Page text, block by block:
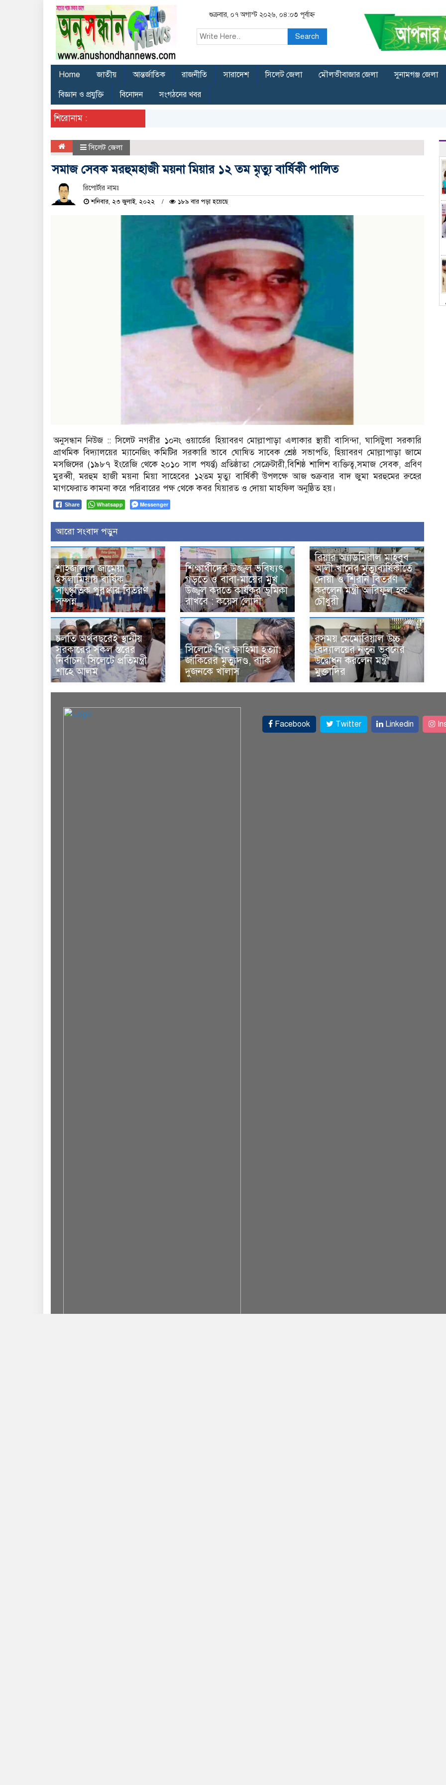
শুক্রবার, ০৭ অগাস্ট ২০২৬, ০৪:০৩ পূর্বাহ্ন
Search
Home জাতীয় আন্তর্জাতিক রাজনীতি সারাদেশ সিলেট জেলা মৌলভীবাজার জেলা সুনামগঞ্জ জেলা
বিজ্ঞান ও প্রযুক্তি
বিনোদন সংগঠনের খবর
শিরোনাম :
সিলেট জেলা
সমাজ সেবক মরহুমহাজী ময়না মিয়ার ১২ তম মৃত্যু বার্ষিকী পালিত
রিপোর্টার নামঃ
শনিবার, ২৩ জুলাই, ২০২২ ১৮৯ বার পড়া হয়েছে
অনুসন্ধান নিউজ :: সিলেট নগরীর ১০নং ওয়ার্ডের হিয়াবরণ মোল্লাপাড়া এলাকার স্থায়ী বাসিন্দা, ঘাসিটুলা সরকারি
প্রাথমিক বিদ্যালয়ের ম্যানেজিং কমিটির সরকারি ভাবে ঘোষিত সাবেক শ্রেষ্ঠ সভাপতি, হিয়াবরণ মোল্লাপাড়া জামে
মসজিদের (১৯৮৭ ইংরেজি থেকে ২০১০ সাল পযর্ন্ত) প্রতিষ্ঠাতা সেক্রেটারী,বিশিষ্ঠ শালিশ ব্যক্তিত্ব,সমাজ সেবক, প্রবিণ
মুরব্বী, মরহুম হাজী ময়না মিয়া সাহেবের ১২তম মৃত্যু বার্ষিকী উপলক্ষে আজ শুক্রবার বাদ জুমা মরহুমের রুহের
মাগফেরাত কামনা করে পরিবারের পক্ষ থেকে কবর যিয়ারত ও দোয়া মাহফিল অনুষ্ঠিত হয়।
Share Whatsapp Messenger
আরো সংবাদ পড়ুন
শাহজালাল জামেয়া
ইসলামিয়ায় বার্ষিক
সাংস্কৃতিক পুরস্কার বিতরণ
সম্পন্ন
শিক্ষার্থীদের উজ্জ্বল ভবিষ্যৎ
গড়তে ও বাবা-মায়ের মুখ
উজ্জ্বল করতে কার্যকর ভূমিকা
রাখবে : কয়েস লোদী
রিয়ার অ্যাডমিরাল মাহবুব
আলী খানের মৃত্যুবার্ষিকীতে
দোয়া ও শিরনি বিতরণ
করলেন মন্ত্রী আরিফুল হক
চৌধুরী
চলতি অর্থবছরেই স্থানীয়
সরকারের সকল স্তরের
নির্বাচন: সিলেটে প্রতিমন্ত্রী
শাহে আলম
সিলেটে শিশু ফাহিমা হত্যা:
জাকিরের মৃত্যুদণ্ড, বাকি
দুজনকে খালাস
রসময় মেমোরিয়াল উচ্চ
বিদ্যালয়ের নতুন ভবনের
উদ্বোধন করলেন মন্ত্রী
মুক্তাদির
Facebook Twitter Linkedin